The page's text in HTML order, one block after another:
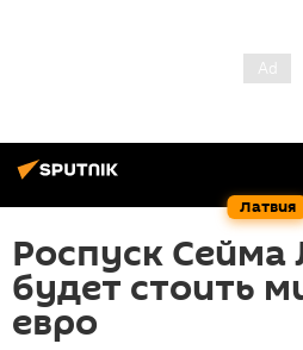
Латвия
Роспуск Сейма
будет стоить
евро